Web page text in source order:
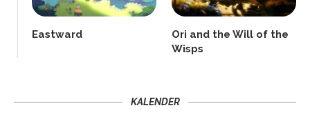
Eastward
Ori and the Will of the
Wisps
KALENDER